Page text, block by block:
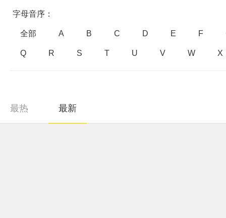
字母音序：
全部 A B C D E F
Q R S T U V W X
最热 最新